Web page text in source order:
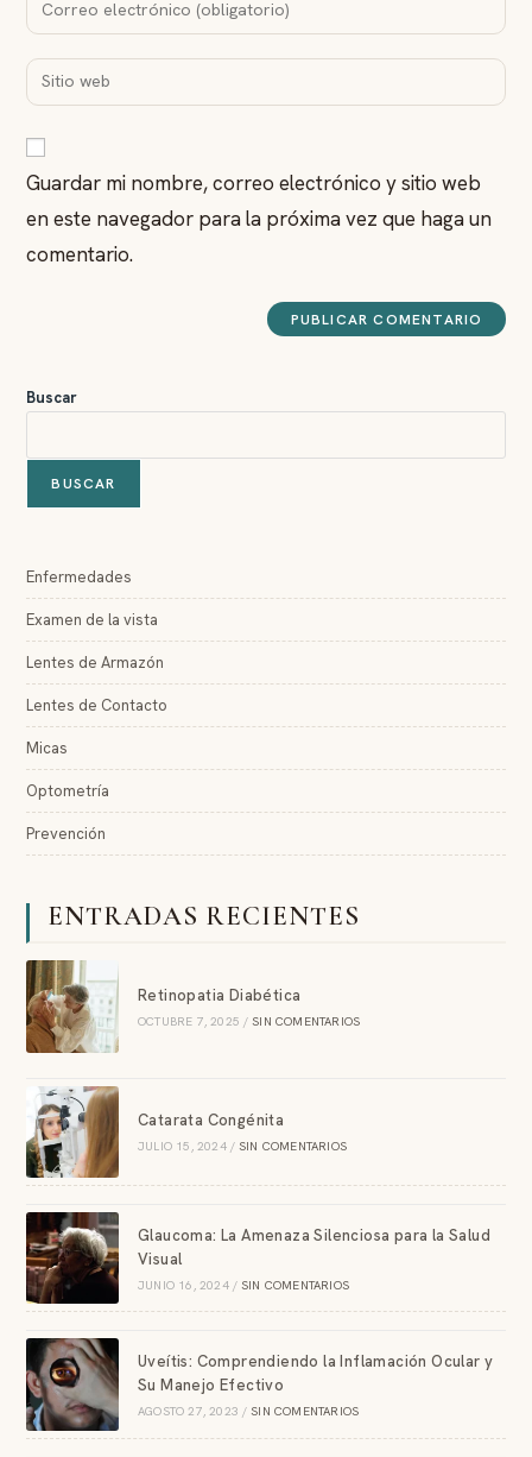
Guardar mi nombre, correo electrónico y sitio web
en este navegador para la próxima vez que haga un
comentario.
Buscar
BUSCAR
Enfermedades
Examen de la vista
Lentes de Armazón
Lentes de Contacto
Micas
Optometría
Prevención
ENTRADAS RECIENTES
Retinopatia Diabética
OCTUBRE 7, 2025 / SIN COMENTARIOS
Catarata Congénita
JULIO 15, 2024 / SIN COMENTARIOS
Glaucoma: La Amenaza Silenciosa para la Salud
Visual
JUNIO 16, 2024 / SIN COMENTARIOS
Uveítis: Comprendiendo la Inflamación Ocular y
Su Manejo Efectivo
AGOSTO 27, 2023 / SIN COMENTARIOS